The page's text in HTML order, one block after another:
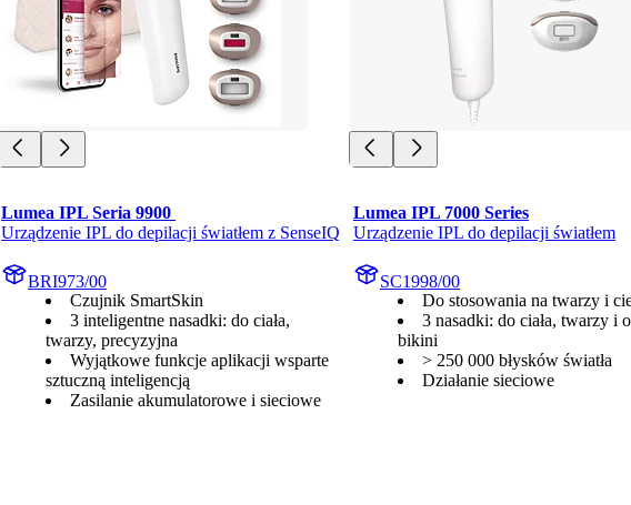
Lumea IPL Seria 9900
Urządzenie IPL do depilacji światłem z SenseIQ
BRI973/00
Czujnik SmartSkin
3 inteligentne nasadki: do ciała,
twarzy, precyzyjna
Wyjątkowe funkcje aplikacji wsparte
sztuczną inteligencją
Zasilanie akumulatorowe i sieciowe
Lumea IPL 7000 Series
Urządzenie IPL do depilacji światłem
SC1998/00
Do stosowania na twarzy i
3 nasadki: do ciała, twarzy i
bikini
> 250 000 błysków światła
Działanie sieciowe